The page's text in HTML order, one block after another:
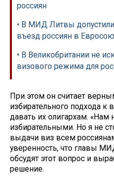
россиян
• В МИД Литвы
въезд россиян в
• В Великобритании не
визового режима для
При этом он считает
избирательного подхода
давать их олигархам. «Нам
избирательными. Но я не
выдачи виз всем
уверенность, что главы
обсудят этот вопрос и
решение.